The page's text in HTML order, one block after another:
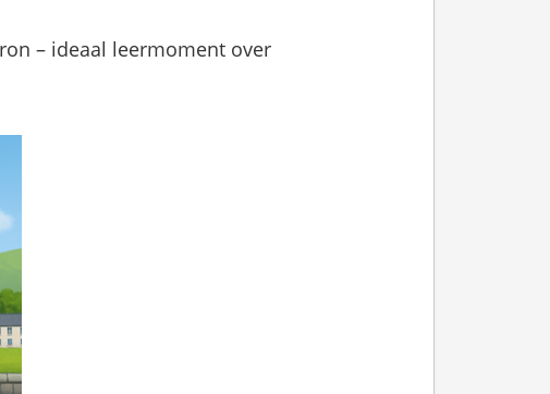
– ideaal leermoment over